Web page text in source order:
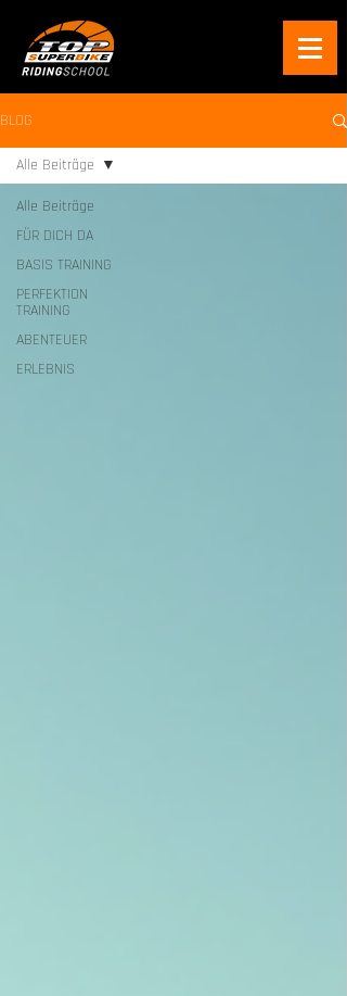
BLOG
Alle Beiträge
FÜR DICH DA
BASIS TRAINING
PERFEKTION
TRAINING
ABENTEUER
ERLEBNIS
Alle Beiträge